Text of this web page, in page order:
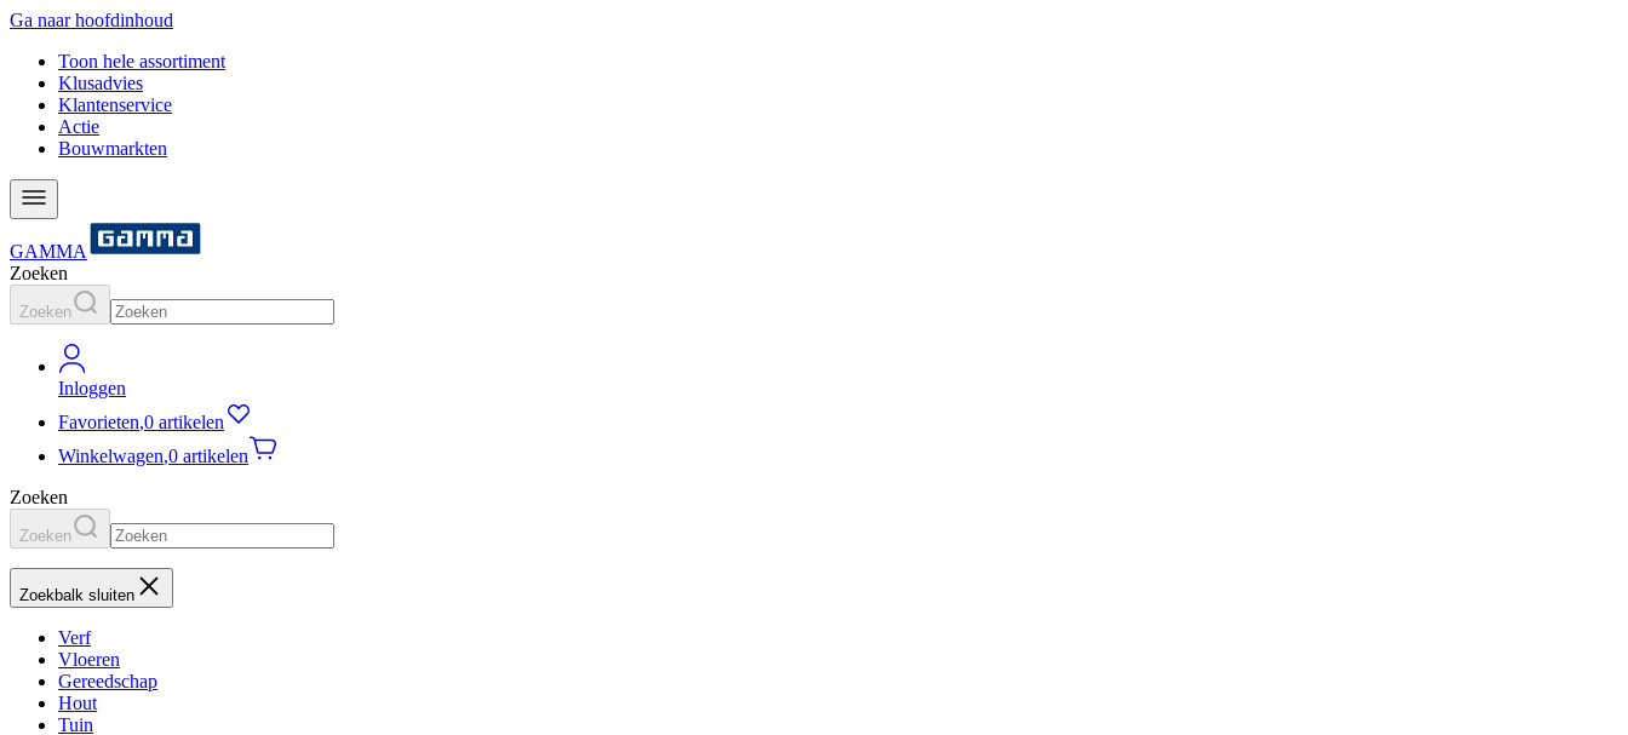
Ga naar hoofdinhoud
Toon hele assortiment
Klusadvies
Klantenservice
Actie
Bouwmarkten
GAMMA
Zoeken
Zoeken
Inloggen
Favorieten,0 artikelen
Winkelwagen,0 artikelen
Zoeken
Zoeken
Zoekbalk sluiten
Verf
Vloeren
Gereedschap
Hout
Tuin